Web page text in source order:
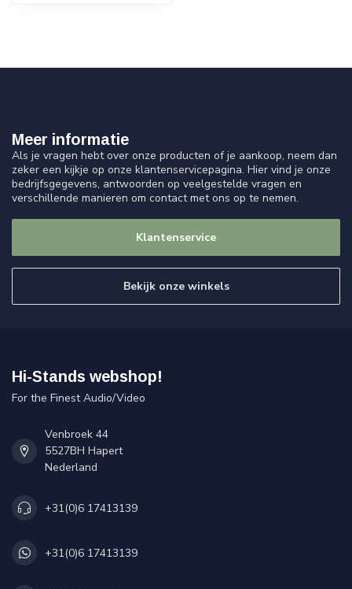
Meer informatie
Als je vragen hebt over onze producten of je aankoop, neem dan
zeker een kijkje op onze klantenservicepagina. Hier vind je onze
bedrijfsgegevens, antwoorden op veelgestelde vragen en
verschillende manieren om contact met ons op te nemen.
Klantenservice
Bekijk onze winkels
Hi-Stands webshop!
For the Finest Audio/Video
Venbroek 44
5527BH Hapert
Nederland
+31(0)6 17413139
+31(0)6 17413139